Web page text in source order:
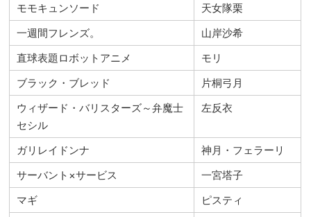
モモキュンソード
天女隊栗
一週間フレンズ。
山岸沙希
直球表題ロボットアニメ
モリ
ブラック・ブレッド
片桐弓月
ウィザード・バリスターズ～弁魔士
セシル
左反衣
ガリレイドンナ
神月・フェラーリ
サーバント×サービス
一宮塔子
マギ
ピスティ